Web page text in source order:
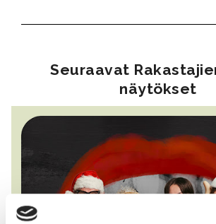
Seuraavat
näytökset